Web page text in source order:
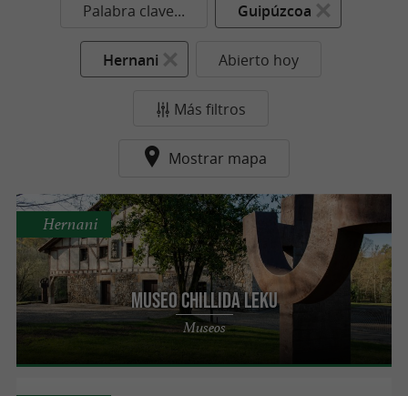
Palabra clave... Guipúzcoa
Hernani Abierto hoy
Más filtros
Mostrar mapa
MUSEO Chillida Leku
Museos
Hernani